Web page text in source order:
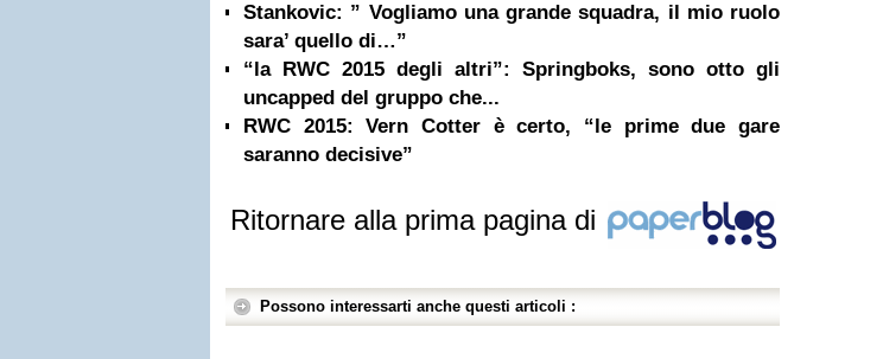
Stankovic: ” Vogliamo una grande squadra, il mio ruolo
sara’ quello di…”
“la RWC 2015 degli altri”: Springboks, sono otto gli
uncapped del gruppo che...
RWC 2015: Vern Cotter è certo, “le prime due gare
saranno decisive”
Ritornare alla prima pagina di
Possono interessarti anche questi articoli :